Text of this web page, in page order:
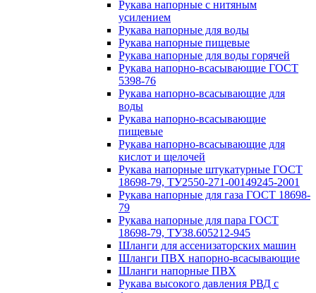
Рукава напорные с нитяным
усилением
Рукава напорные для воды
Рукава напорные пищевые
Рукава напорные для воды горячей
Рукава напорно-всасывающие ГОСТ
5398-76
Рукава напорно-всасывающие для
воды
Рукава напорно-всасывающие
пищевые
Рукава напорно-всасывающие для
кислот и щелочей
Рукава напорные штукатурные ГОСТ
18698-79, ТУ2550-271-00149245-2001
Рукава напорные для газа ГОСТ 18698-
79
Рукава напорные для пара ГОСТ
18698-79, ТУ38.605212-945
Шланги для ассенизаторских машин
Шланги ПВХ напорно-всасывающие
Шланги напорные ПВХ
Рукава высокого давления РВД с